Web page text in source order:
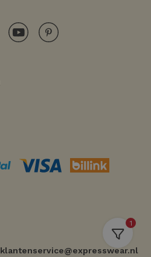
1
klantenservice@expresswear.nl